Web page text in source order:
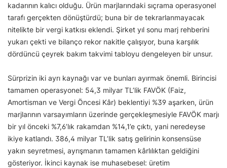
kadarının kalıcı olduğu. Ürün marjlarındaki sıçrama operasyonel
tarafı gerçekten dönüştürdü; buna bir de tekrarlanmayacak
nitelikte bir vergi katkısı eklendi. Şirket yıl sonu marj rehberini
yukarı çekti ve bilanço rekor nakitle çalışıyor, buna karşılık
dördüncü çeyrek bakım takvimi tabloyu dengeleyen bir unsur.
Sürprizin iki ayrı kaynağı var ve bunları ayırmak önemli. Birincisi
tamamen operasyonel: 54,3 milyar TL’lik FAVÖK (Faiz,
Amortisman ve Vergi Öncesi Kâr) beklentiyi %39 aşarken, ürün
marjlarının varsayımların üzerinde gerçekleşmesiyle FAVÖK marjı
bir yıl önceki %7,6’lık rakamdan %14,1’e çıktı, yani neredeyse
ikiye katlandı. 386,4 milyar TL’lik satış gelirinin konsensüse
yakın seyretmesi, ayrışmanın tamamen kârlılıktan geldiğini
gösteriyor. İkinci kaynak ise muhasebesel: üretim